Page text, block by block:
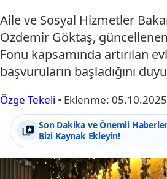
Aile ve Sosyal Hizmetler
Özdemir Göktaş,
Fonu kapsamında artırılan
başvuruların başladığını
Özge Tekeli • Eklenme:
Son Dakika ve Önemli
Bizi Kaynak Ekleyin!